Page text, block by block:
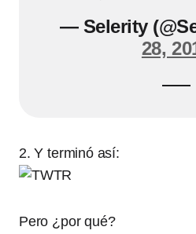
— Selerity
28,
2. Y terminó así:
Pero ¿por qué?